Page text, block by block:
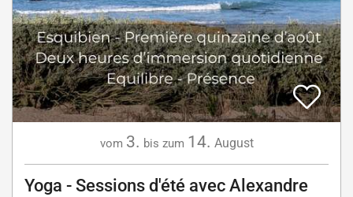
vom 3. bis zum 14. August
Yoga - Sessions d'été avec Alexandre